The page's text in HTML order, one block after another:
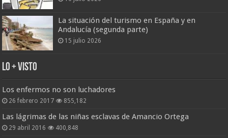
La situación del turismo en España y en
Andalucía (segunda parte)
15 julio 2026
Lo + Visto
Los enfermos no son luchadores
26 febrero 2017 855,182
Las lágrimas de las niñas esclavas de Amancio Ortega
29 abril 2016 400,848